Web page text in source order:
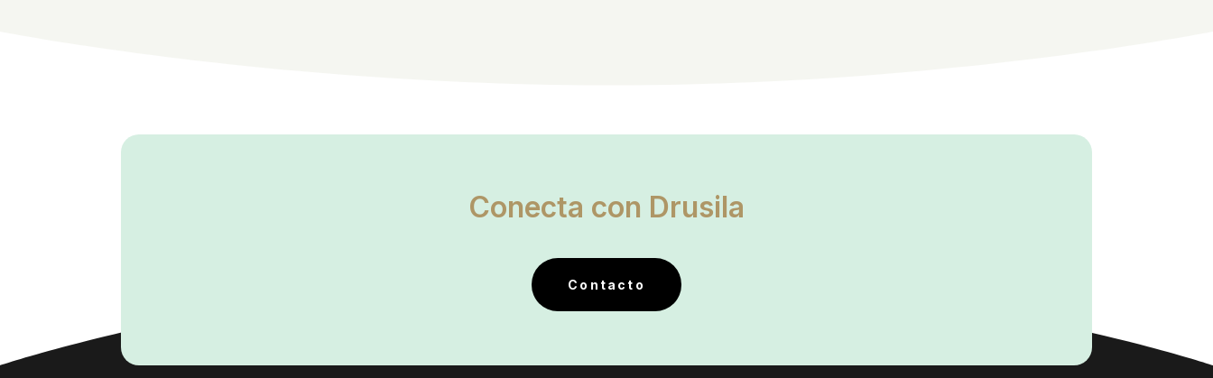
Conecta con Drusila
Contacto